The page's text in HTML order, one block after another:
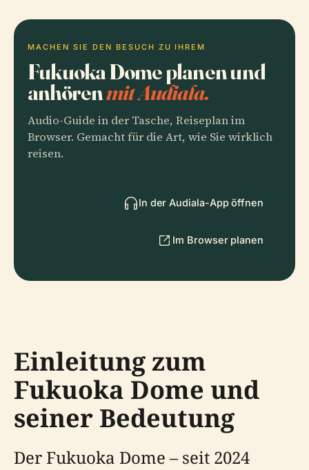
MACHEN SIE DEN BESUCH ZU IHREM
Fukuoka Dome planen und
anhörenmit Audiala.
Audio-Guide in der Tasche, Reiseplan im
Browser. Gemacht für die Art, wie Sie wirklich
reisen.
In der Audiala-App öffnen
Im Browser planen
Einleitung zum
Fukuoka Dome und
seiner Bedeutung
Der Fukuoka Dome – seit 2024